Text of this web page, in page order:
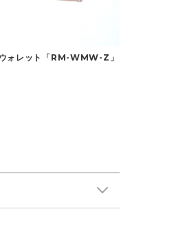
ォレット「RM-WMW-Z」